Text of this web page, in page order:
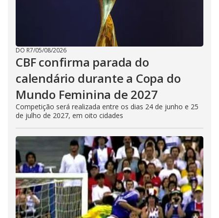
DO R7/05/08/2026
CBF confirma parada do
calendário durante a Copa do
Mundo Feminina de 2027
Competição será realizada entre os dias 24 de junho e 25
de julho de 2027, em oito cidades